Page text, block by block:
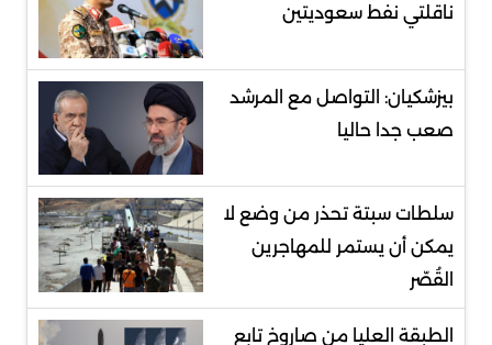
ناقلتي نفط سعوديتين
بيزشكيان: التواصل مع المرشد
صعب جدا حاليا
سلطات سبتة تحذر من وضع لا
يمكن أن يستمر للمهاجرين
القُصّر
الطبقة العليا من صاروخ تابع